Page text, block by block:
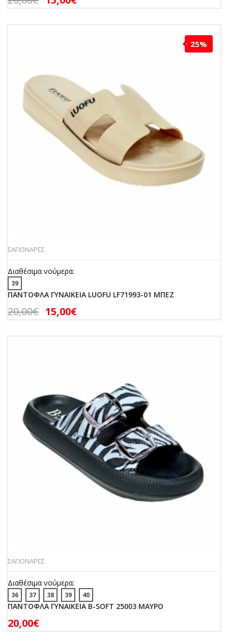
25%
ΣΑΓΙΟΝΑΡΕΣ
Διαθέσιμα νούμερα:
39
ΠΑΝΤΟΦΛΑ ΓΥΝΑΙΚΕΙΑ LUOFU LF71993-01 ΜΠΕΖ
20,00€ 15,00€
ΣΑΓΙΟΝΑΡΕΣ
Διαθέσιμα νούμερα:
36 37 38 39 40
ΠΑΝΤΟΦΛΑ ΓΥΝΑΙΚΕΙΑ B-SOFT 25003 ΜΑΥΡΟ
20,00€